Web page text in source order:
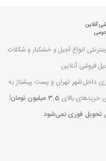
انواع آجیل و خشکبار و شکلات
فروشی آنلاین
داخل شهر تهران و پست پیشتاز به
خریدهای بالای 3.5 میلیون تومان
!
تحویل فوری نمی‌شود